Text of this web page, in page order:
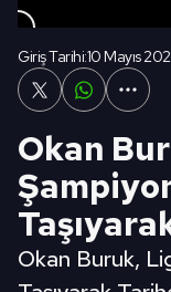
Giriş Tarihi:10 Mayıs
Okan
Okan Buruk,